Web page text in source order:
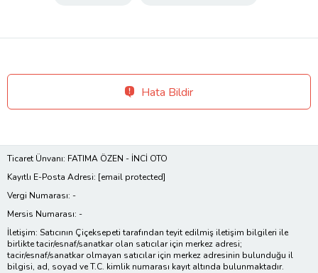
Hata Bildir
Ticaret Ünvanı: FATIMA ÖZEN - İNCİ OTO
Kayıtlı E-Posta Adresi: [email protected]
Vergi Numarası: -
Mersis Numarası: -
İletişim: Satıcının Çiçeksepeti tarafından teyit edilmiş iletişim bilgileri ile
birlikte tacir/esnaf/sanatkar olan satıcılar için merkez adresi;
tacir/esnaf/sanatkar olmayan satıcılar için merkez adresinin bulunduğu il
bilgisi, ad, soyad ve T.C. kimlik numarası kayıt altında bulunmaktadır.